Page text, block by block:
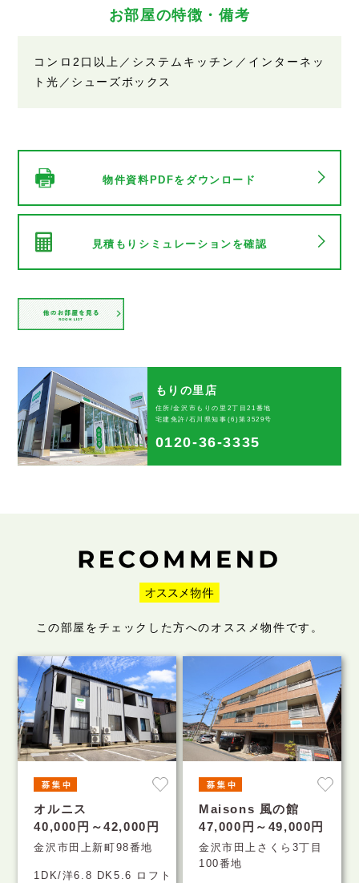
お部屋の特徴・備考
コンロ2口以上／システムキッチン／インターネッ
ト光／シューズボックス
物件資料PDFをダウンロード
見積もりシミュレーションを確認
もりの里店
住所/金沢市もりの里2丁目21番地
宅建免許/石川県知事(6)第3529号
0120-36-3335
この部屋をチェックした方へのオススメ物件です。
オルニス
40,000円～42,000円
金沢市田上新町98番地
1DK/洋6.8 DK5.6 ロフト
Maisons 風の館
47,000円～49,000円
金沢市田上さくら3丁目
100番地